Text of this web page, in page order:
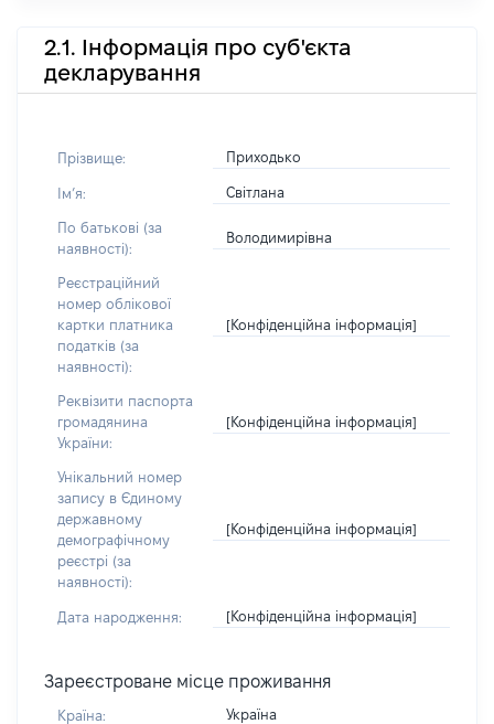
2.1. Інформація про суб'єкта
декларування
Прізвище: Приходько
Імʼя: Світлана
По батькові (за
наявності):
Володимирівна
Реєстраційний
номер облікової
картки платника
податків (за
наявності):
[Конфіденційна інформація]
Реквізити паспорта
громадянина
України:
[Конфіденційна інформація]
Унікальний номер
запису в Єдиному
державному
демографічному
реєстрі (за
наявності):
[Конфіденційна інформація]
Дата народження: [Конфіденційна інформація]
Зареєстроване місце проживання
Країна: Україна